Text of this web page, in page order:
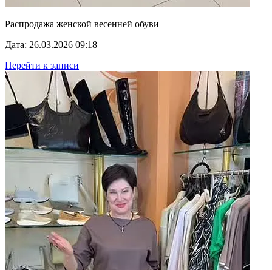
Распродажа женской весенней обуви
Дата: 26.03.2026 09:18
Перейти к записи